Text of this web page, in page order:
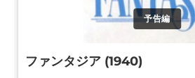
予告編
ファンタジア (1940)